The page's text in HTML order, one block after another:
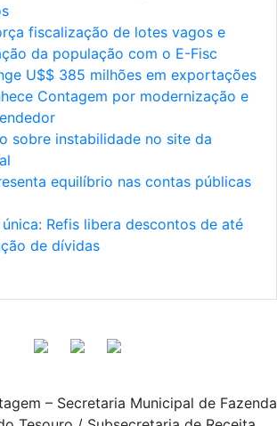
fiscalização de lotes vagos e
da população com o E-Fisc
U$$ 385 milhões em exportações
Contagem por modernização e
sobre instabilidade no site da
equilíbrio nas contas públicas
Refis libera descontos de até
de dívidas
– Secretaria Municipal de Fazenda